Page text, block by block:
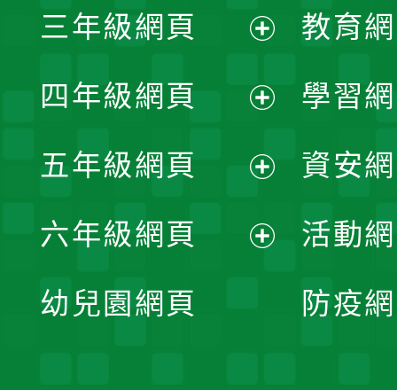
選
單
開
選
單
三年級網頁
開
選
單
四年級網頁
開
選
五年級網頁
開
六年級網頁
幼兒園網頁
教育
學習
資安
活動
防疫